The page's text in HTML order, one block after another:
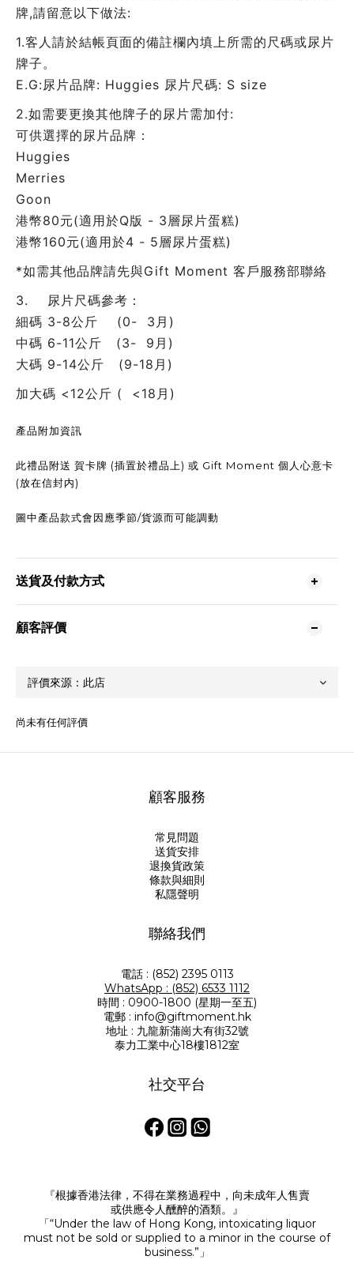
牌,請留意以下做法:
1.客人請於結帳頁面的備註欄內填上所需的尺碼或尿片
牌子。
E.G:尿片品牌: Huggies 尿片尺碼: S size
2.如需要更換其他牌子的尿片需加付:
可供選擇的尿片品牌：
Huggies
Merries
Goon
港幣80元(適用於Q版 - 3層尿片蛋糕)
港幣160元(適用於4 - 5層尿片蛋糕)
*如需其他品牌請先與Gift Moment 客戶服務部聯絡
3. 尿片尺碼參考：
細碼 3-8公斤 (0- 3月)
中碼 6-11公斤 (3- 9月)
大碼 9-14公斤 (9-18月)
加大碼 <12公斤 ( <18月)
產品附加資訊
此禮品附送 賀卡牌 (插置於禮品上) 或 Gift Moment 個人心意卡
(放在信封内)
圖中產品款式會因應季節/貨源而可能調動
送貨及付款方式
顧客評價
尚未有任何評價
顧客服務
常見問題
送貨安排
退換貨政策
條款與細則
私隱聲明
聯絡我們
電話 : (852) 2395 0113
WhatsApp : (852) 6533 1112
時間 : 0900-1800 (星期一至五)
電郵 : info@giftmoment.hk
地址 : 九龍新蒲崗大有街32號
泰力工業中心18樓1812室
社交平台
『根據香港法律，不得在業務過程中，向未成年人售賣
或供應令人醺醉的酒類。』
「“Under the law of Hong Kong, intoxicating liquor
must not be sold or supplied to a minor in the course of
business.”」